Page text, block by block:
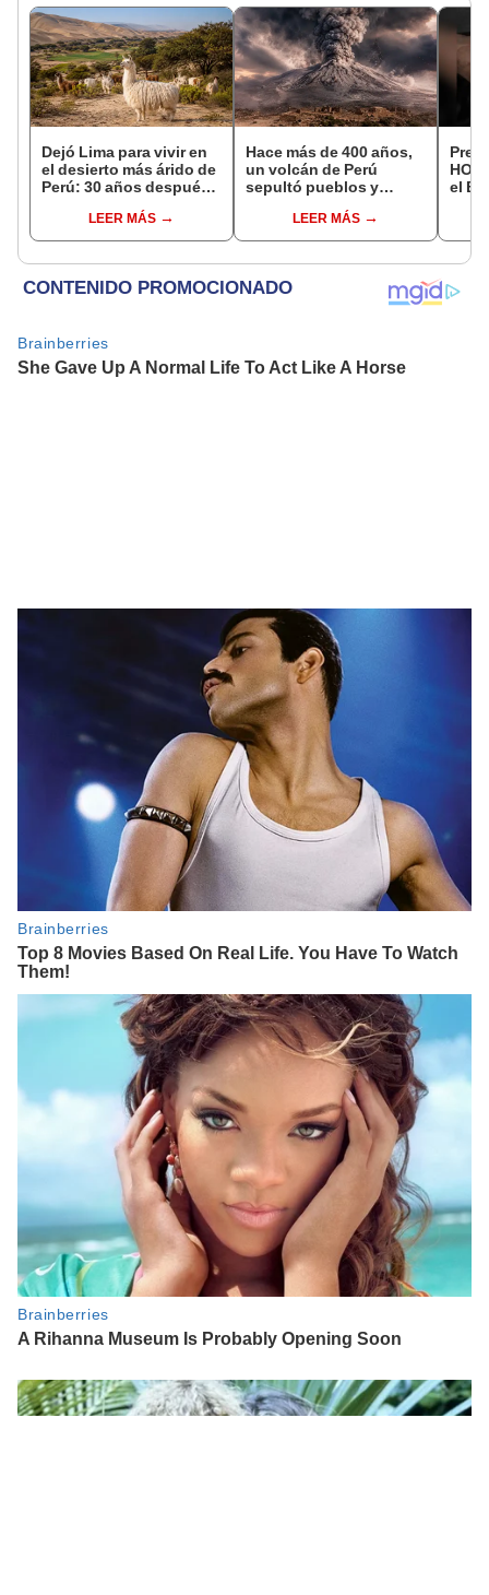
Dejó Lima para vivir en
el desierto más árido de
Perú: 30 años después,
creó un sorprendente
ecosistema
LEER MÁS
Hace más de 400 años,
un volcán de Perú
sepultó pueblos y
veranos más fríos de la
historia: sigue bajo
LEER MÁS
el